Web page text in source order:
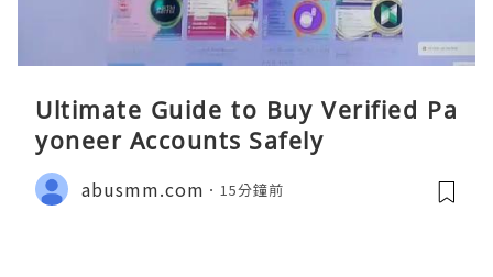
Ultimate Guide to Buy Verified Pa
yoneer Accounts Safely
abusmm.com 15分鐘前